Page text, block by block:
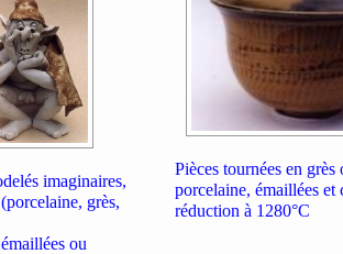
imaginaires,
grès,
ou
Pièces tournées en grès
porcelaine, émaillées et
réduction à 1280°C